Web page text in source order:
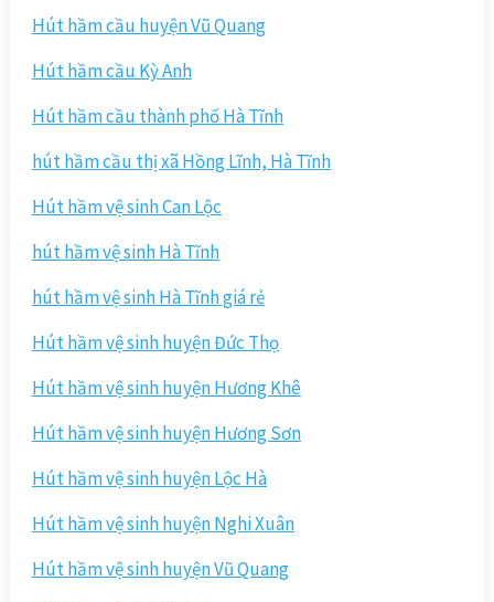
Hút hầm cầu huyện Vũ Quang
Hút hầm cầu Kỳ Anh
Hút hầm cầu thành phố Hà Tĩnh
hút hầm cầu thị xã Hồng Lĩnh, Hà Tĩnh
Hút hầm vệ sinh Can Lộc
hút hầm vệ sinh Hà Tĩnh
hút hầm vệ sinh Hà Tĩnh giá rẻ
Hút hầm vệ sinh huyện Đức Thọ
Hút hầm vệ sinh huyện Hương Khê
Hút hầm vệ sinh huyện Hương Sơn
Hút hầm vệ sinh huyện Lộc Hà
Hút hầm vệ sinh huyện Nghi Xuân
Hút hầm vệ sinh huyện Vũ Quang